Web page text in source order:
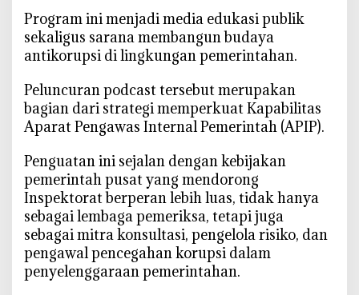
o
d
c
a
t
A
n
i
k
o
r
u
p
s
‎Program ini menjadi media edukasi publik
sekaligus sarana membangun budaya
antikorupsi di lingkungan pemerintahan.
‎Peluncuran podcast tersebut merupakan
bagian dari strategi memperkuat Kapabilitas
Aparat Pengawas Internal Pemerintah (APIP).
‎Penguatan ini sejalan dengan kebijakan
pemerintah pusat yang mendorong
Inspektorat berperan lebih luas, tidak hanya
sebagai lembaga pemeriksa, tetapi juga
sebagai mitra konsultasi, pengelola risiko, dan
pengawal pencegahan korupsi dalam
penyelenggaraan pemerintahan.